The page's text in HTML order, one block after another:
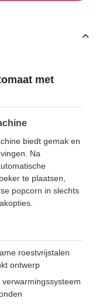
met
biedt gemak en
Na
te plaatsen,
popcorn in slechts
roestvrijstalen
ontwerp
verwarmingssysteem